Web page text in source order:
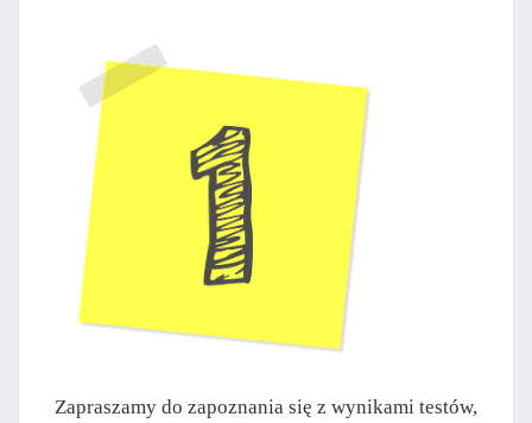
Zapraszamy do zapoznania się z wynikami testów,